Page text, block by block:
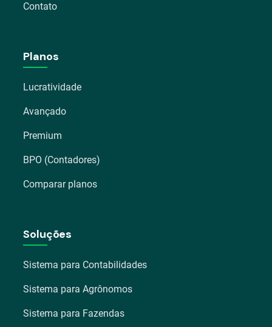
Contato
Planos
Lucratividade
Avançado
Premium
BPO (Contadores)
Comparar planos
Soluções
Sistema para Contabilidades
Sistema para Agrônomos
Sistema para Fazendas